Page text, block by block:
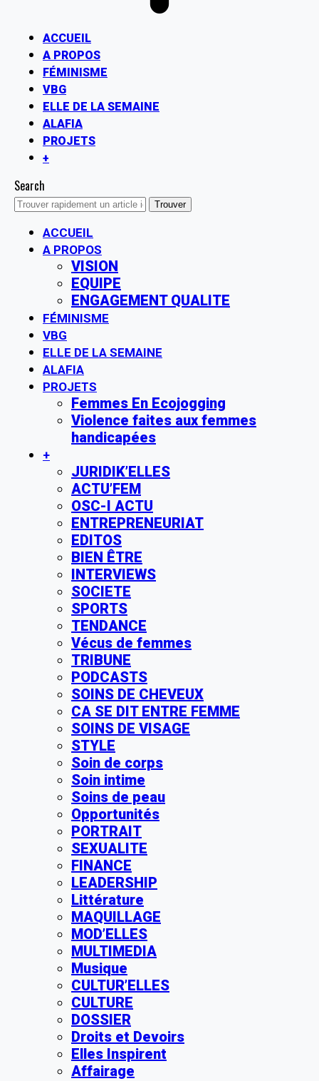
ACCUEIL
A PROPOS
FÉMINISME
VBG
ELLE DE LA SEMAINE
ALAFIA
PROJETS
+
Search
ACCUEIL
A PROPOS
VISION
EQUIPE
ENGAGEMENT QUALITE
FÉMINISME
VBG
ELLE DE LA SEMAINE
ALAFIA
PROJETS
Femmes En Ecojogging
Violence faites aux femmes
handicapées
+
JURIDIK’ELLES
ACTU’FEM
OSC-I ACTU
ENTREPRENEURIAT
EDITOS
BIEN ÊTRE
INTERVIEWS
SOCIETE
SPORTS
TENDANCE
Vécus de femmes
TRIBUNE
PODCASTS
SOINS DE CHEVEUX
CA SE DIT ENTRE FEMME
SOINS DE VISAGE
STYLE
Soin de corps
Soin intime
Soins de peau
Opportunités
PORTRAIT
SEXUALITE
FINANCE
LEADERSHIP
Littérature
MAQUILLAGE
MOD’ELLES
MULTIMEDIA
Musique
CULTUR’ELLES
CULTURE
DOSSIER
Droits et Devoirs
Elles Inspirent
Affairage